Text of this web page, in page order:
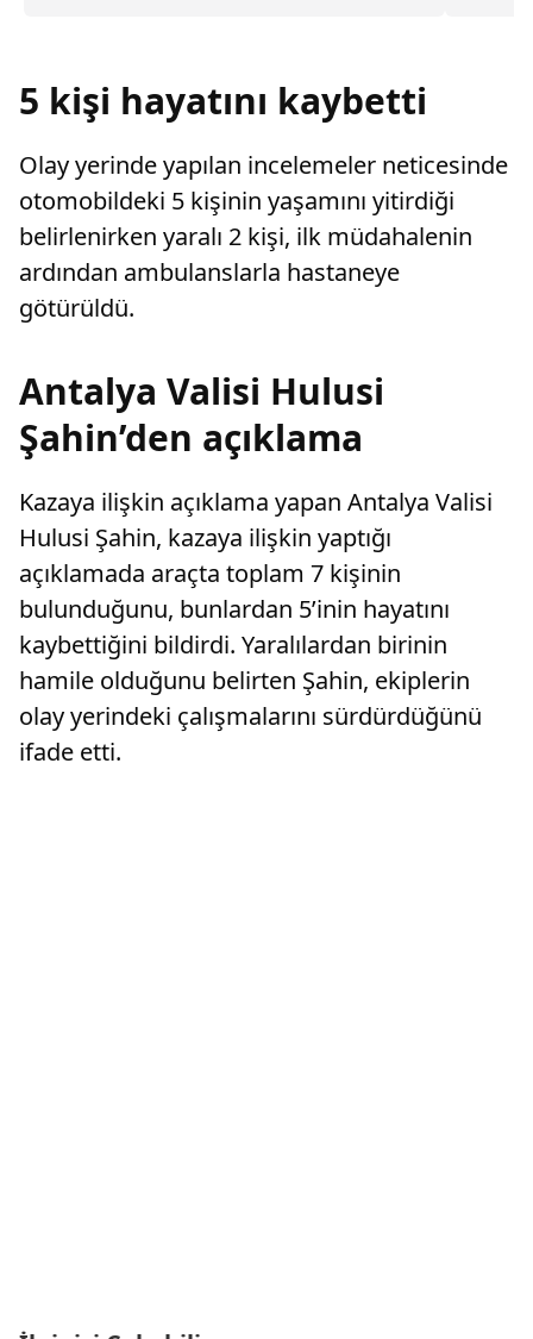
5 kişi hayatını kaybetti
Olay yerinde yapılan incelemeler neticesinde
otomobildeki 5 kişinin yaşamını yitirdiği
belirlenirken yaralı 2 kişi, ilk müdahalenin
ardından ambulanslarla hastaneye
götürüldü.
Antalya Valisi Hulusi
Şahin’den açıklama
Kazaya ilişkin açıklama yapan Antalya Valisi
Hulusi Şahin, kazaya ilişkin yaptığı
açıklamada araçta toplam 7 kişinin
bulunduğunu, bunlardan 5’inin hayatını
kaybettiğini bildirdi. Yaralılardan birinin
hamile olduğunu belirten Şahin, ekiplerin
olay yerindeki çalışmalarını sürdürdüğünü
ifade etti.